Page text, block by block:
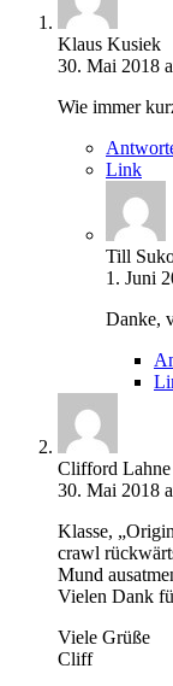
Klaus Kusiek
30. Mai 2018
Wie immer
Link
Till
1. Juni
Danke,
Clifford Lahne
30. Mai 2018
Klasse,
crawl
Mund
Vielen Dank
Viele Grüße
Cliff